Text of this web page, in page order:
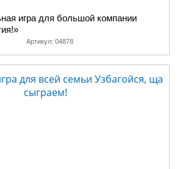
игра для большой компании
Артикул: 04878